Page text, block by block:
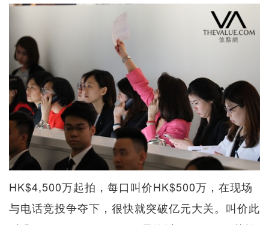
HK$4,500万起拍，每口叫价HK$500万，在现场
与电话竞投争夺下，很快就突破亿元大关。叫价此